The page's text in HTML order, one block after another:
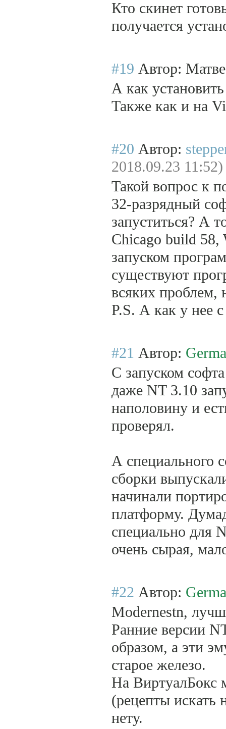
Кто скинет
получается
#19 Автор:
А как
Также как и на
#20 Автор:
2018.09.23 11:52)
Такой вопрос к
32-разрядный
запуститься? А
Chicago build 58,
запуском
существуют
всяких проблем,
P.S. А как у нее
#21 Автор:
С запуском
даже NT 3.10
наполовину и
проверял.
А специального
сборки
начинали
платформу.
специально для
очень сырая,
#22 Автор:
Modernestn,
Ранние версии
образом, а эти
старое железо.
На ВиртуалБокс
(рецепты
нету.